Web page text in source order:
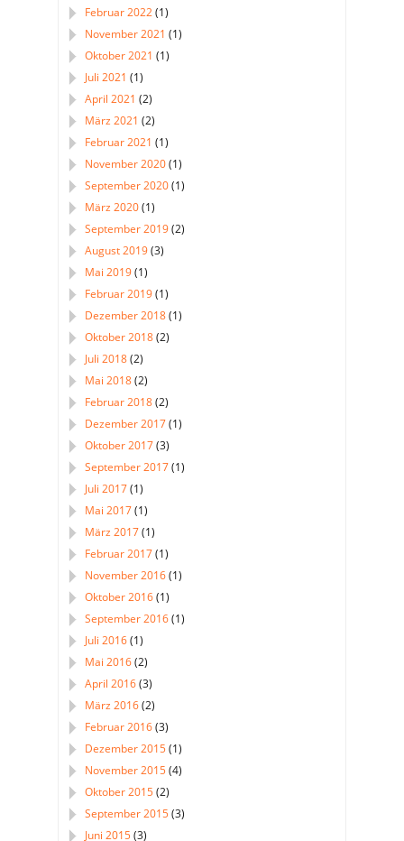
Februar 2022(1)
November 2021 (1)
Oktober 2021 (1)
Juli 2021 (1)
April 2021 (2)
März 2021 (2)
Februar 2021 (1)
November 2020(1)
September 2020(1)
März 2020(1)
September 2019(2)
August 2019(3)
Mai 2019(1)
Februar 2019(1)
Dezember 2018(1)
Oktober 2018(2)
Juli 2018(2)
Mai 2018(2)
Februar 2018(2)
Dezember 2017(1)
Oktober 2017(3)
September 2017(1)
Juli 2017(1)
Mai 2017(1)
März 2017(1)
Februar 2017(1)
November 2016(1)
Oktober 2016(1)
September 2016(1)
Juli 2016(1)
Mai 2016(2)
April 2016(3)
März 2016(2)
Februar 2016(3)
Dezember 2015(1)
November 2015(4)
Oktober 2015(2)
September 2015(3)
Juni 2015(3)